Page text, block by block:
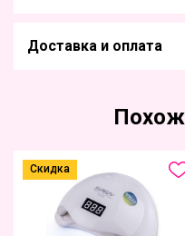
Доставка и оплата
Скидка